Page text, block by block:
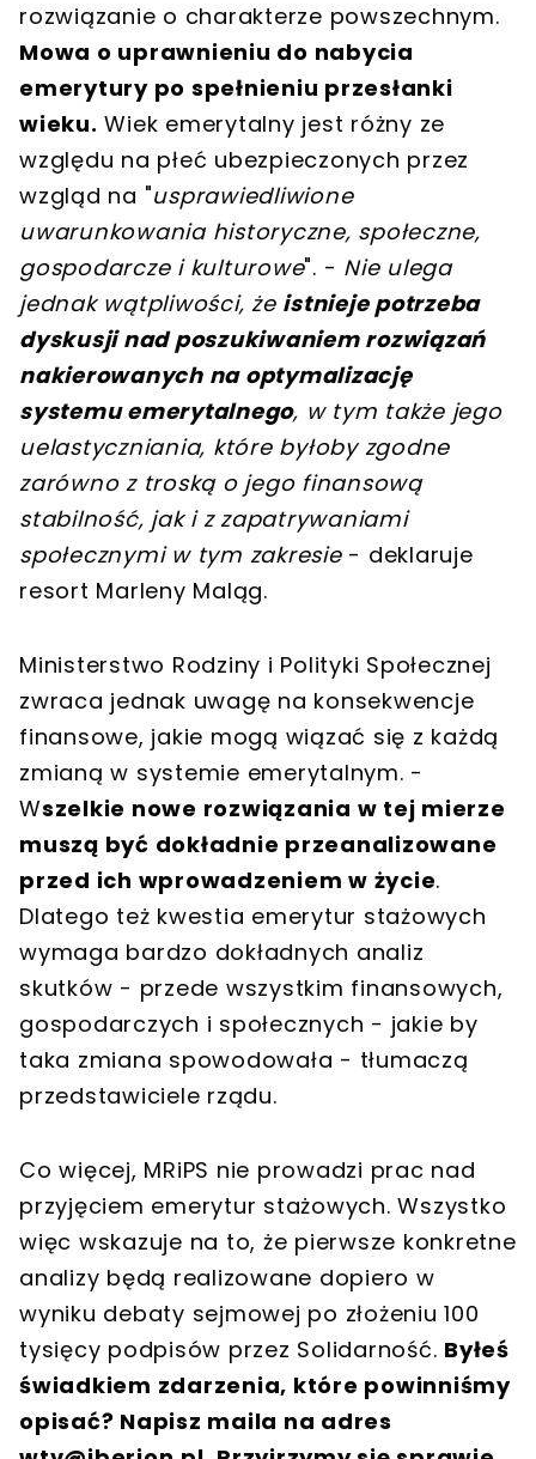
rozwiązanie o charakterze powszechnym.
Mowa o uprawnieniu do nabycia
emerytury po spełnieniu przesłanki
wieku. Wiek emerytalny jest różny ze
względu na płeć ubezpieczonych przez
wzgląd na "usprawiedliwione
uwarunkowania historyczne, społeczne,
gospodarcze i kulturowe". - Nie ulega
jednak wątpliwości, że istnieje potrzeba
dyskusji nad poszukiwaniem rozwiązań
nakierowanych na optymalizację
systemu emerytalnego, w tym także jego
uelastyczniania, które byłoby zgodne
zarówno z troską o jego finansową
stabilność, jak i z zapatrywaniami
społecznymi w tym zakresie- deklaruje
resort Marleny Maląg.
Ministerstwo Rodziny i Polityki Społecznej
zwraca jednak uwagę na konsekwencje
finansowe, jakie mogą wiązać się z każdą
zmianą w systemie emerytalnym. -
Wszelkie nowe rozwiązania w tej mierze
muszą być dokładnie przeanalizowane
przed ich wprowadzeniem w życie.
Dlatego też kwestia emerytur stażowych
wymaga bardzo dokładnych analiz
skutków - przede wszystkim finansowych,
gospodarczych i społecznych - jakie by
taka zmiana spowodowała - tłumaczą
przedstawiciele rządu.
Co więcej, MRiPS nie prowadzi prac nad
przyjęciem emerytur stażowych. Wszystko
więc wskazuje na to, że pierwsze konkretne
analizy będą realizowane dopiero w
wyniku debaty sejmowej po złożeniu 100
tysięcy podpisów przez Solidarność. Byłeś
świadkiem zdarzenia, które powinniśmy
opisać? Napisz maila na adres